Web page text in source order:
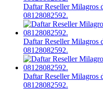
Daftar Reseller Milagros
08128082592.
Daftar Reseller Milagros
08128082592.
Daftar Reseller Milagros
08128082592.